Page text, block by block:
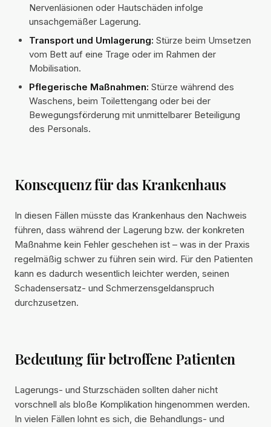
Nervenläsionen oder Hautschäden infolge
unsachgemäßer Lagerung.
Transport und Umlagerung: Stürze beim Umsetzen
vom Bett auf eine Trage oder im Rahmen der
Mobilisation.
Pflegerische Maßnahmen: Stürze während des
Waschens, beim Toilettengang oder bei der
Bewegungsförderung mit unmittelbarer Beteiligung
des Personals.
Konsequenz für das Krankenhaus
In diesen Fällen müsste das Krankenhaus den Nachweis
führen, dass während der Lagerung bzw. der konkreten
Maßnahme kein Fehler geschehen ist – was in der Praxis
regelmäßig schwer zu führen sein wird. Für den Patienten
kann es dadurch wesentlich leichter werden, seinen
Schadensersatz- und Schmerzensgeldanspruch
durchzusetzen.
Bedeutung für betroffene Patienten
Lagerungs- und Sturzschäden sollten daher nicht
vorschnell als bloße Komplikation hingenommen werden.
In vielen Fällen lohnt es sich, die Behandlungs- und